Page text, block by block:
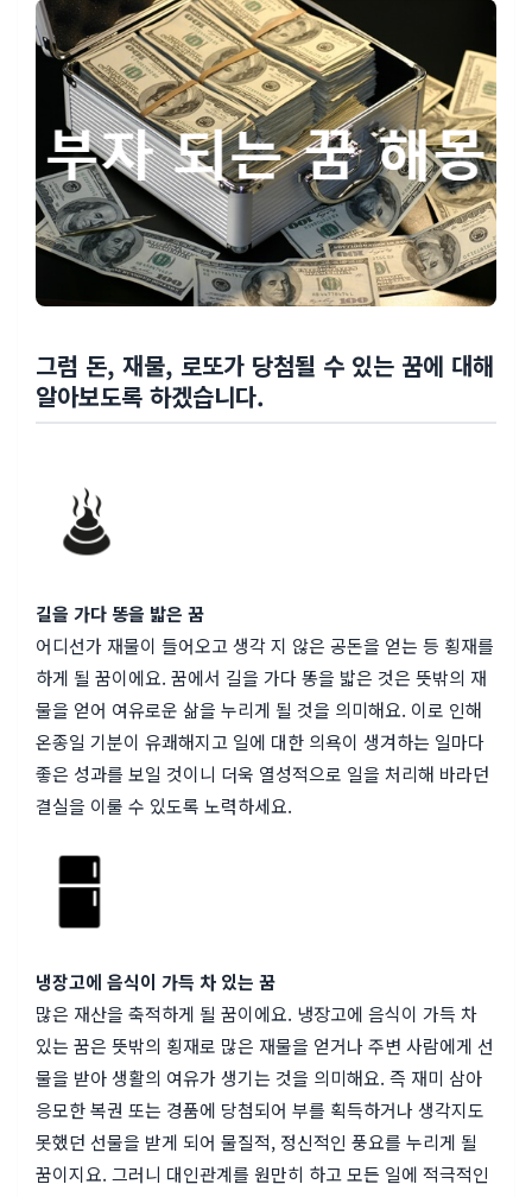
그럼 돈, 재물, 로또가 당첨될 수 있는 꿈에 대해
알아보도록 하겠습니다.
길을 가다 똥을 밟은 꿈
어디선가 재물이 들어오고 생각 지 않은 공돈을 얻는 등 횡재를
하게 될 꿈이에요. 꿈에서 길을 가다 똥을 밟은 것은 뜻밖의 재
물을 얻어 여유로운 삶을 누리게 될 것을 의미해요. 이로 인해
온종일 기분이 유쾌해지고 일에 대한 의욕이 생겨하는 일마다
좋은 성과를 보일 것이니 더욱 열성적으로 일을 처리해 바라던
결실을 이룰 수 있도록 노력하세요.
냉장고에 음식이 가득 차 있는 꿈
많은 재산을 축적하게 될 꿈이에요. 냉장고에 음식이 가득 차
있는 꿈은 뜻밖의 횡재로 많은 재물을 얻거나 주변 사람에게 선
물을 받아 생활의 여유가 생기는 것을 의미해요. 즉 재미 삼아
응모한 복권 또는 경품에 당첨되어 부를 획득하거나 생각지도
못했던 선물을 받게 되어 물질적, 정신적인 풍요를 누리게 될
꿈이지요. 그러니 대인관계를 원만히 하고 모든 일에 적극적인